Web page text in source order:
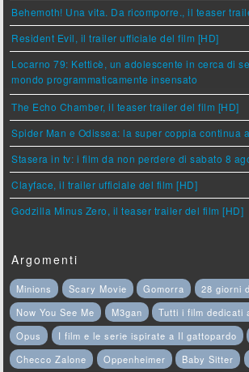
Behemoth! Una vita. Da ricomporre., il teaser
Resident Evil, il trailer ufficiale del film [HD]
Locarno 79: Ketticè, un adolescente in cerca di
mondo programmaticamente insensato
The Echo Chamber, il teaser trailer del film [HD]
Spider Man e Odissea: la super coppia continua
Stasera in tv: i film da non perdere di sabato 8
Clayface, il trailer ufficiale del film [HD]
Godzilla Minus Zero, il teaser trailer del film [HD]
Argomenti
Minions Scary Movie Gomorra
28 giorni
Now You See Me
M3gan
Tutti i film dedicati
Opus
I film e le serie ispirate a Il gattopardo
Checco Zalone
Oppenheimer Baby Sitter